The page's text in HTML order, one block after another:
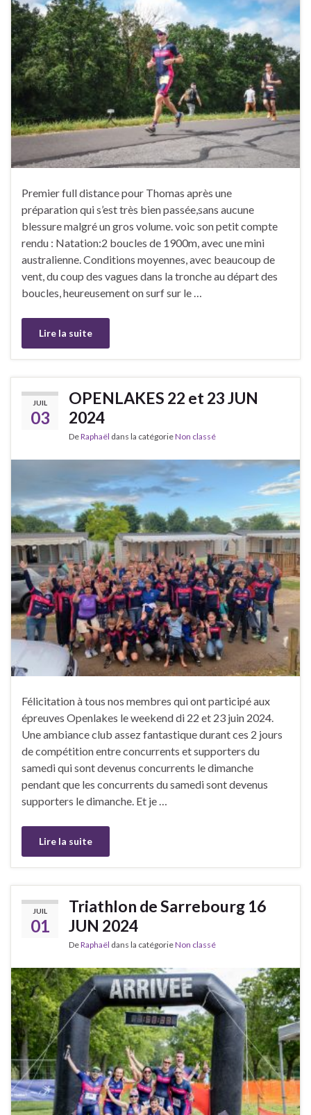
Premier full distance pour Thomas après une
préparation qui s’est très bien passée,sans aucune
blessure malgré un gros volume. voic son petit compte
rendu : Natation:2 boucles de 1900m, avec une mini
australienne. Conditions moyennes, avec beaucoup de
vent, du coup des vagues dans la tronche au départ des
boucles, heureusement on surf sur le …
Lire la suite
JUIL
03
OPENLAKES 22 et 23 JUN
2024
DeRaphaël dans la catégorieNon classé
Félicitation à tous nos membres qui ont participé aux
épreuves Openlakes le weekend di 22 et 23 juin 2024.
Une ambiance club assez fantastique durant ces 2 jours
de compétition entre concurrents et supporters du
samedi qui sont devenus concurrents le dimanche
pendant que les concurrents du samedi sont devenus
supporters le dimanche. Et je …
Lire la suite
JUIL
01
Triathlon de Sarrebourg 16
JUN 2024
DeRaphaël dans la catégorieNon classé